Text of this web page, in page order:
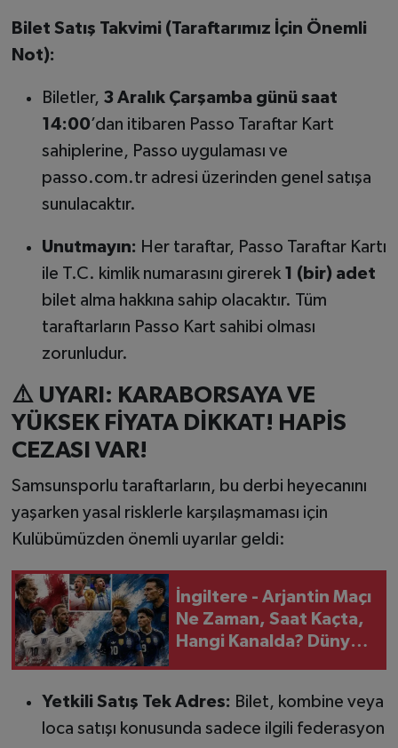
Bilet Satış Takvimi (Taraftarımız İçin Önemli
Not):
Biletler, 3 Aralık Çarşamba günü saat
14:00’dan itibaren Passo Taraftar Kart
sahiplerine, Passo uygulaması ve
passo.com.tr adresi üzerinden genel satışa
sunulacaktır.
Unutmayın: Her taraftar, Passo Taraftar Kartı
ile T.C. kimlik numarasını girerek 1 (bir) adet
bilet alma hakkına sahip olacaktır. Tüm
taraftarların Passo Kart sahibi olması
zorunludur.
⚠️ UYARI: KARABORSAYA VE
YÜKSEK FİYATA DİKKAT! HAPİS
CEZASI VAR!
Samsunsporlu taraftarların, bu derbi heyecanını
yaşarken yasal risklerle karşılaşmaması için
Kulübümüzden önemli uyarılar geldi:
İngiltere - Arjantin Maçı
Ne Zaman, Saat Kaçta,
Hangi Kanalda? Dünya
Yetkili Satış Tek Adres: Bilet, kombine veya
loca satışı konusunda sadece ilgili federasyon